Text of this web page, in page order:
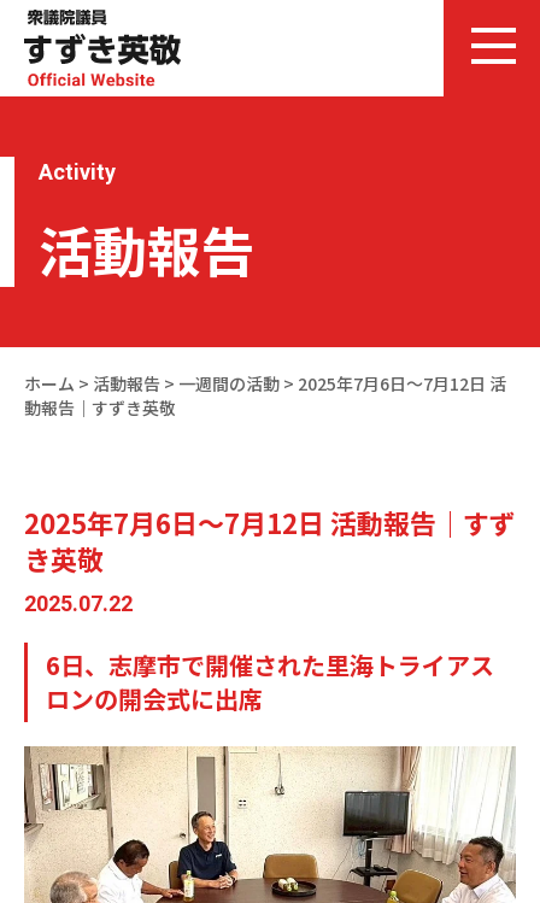
Activity
活動報告
ホーム > 活動報告 > 一週間の活動 > 2025年7月6日～7月12日 活
動報告｜すずき英敬
2025年7月6日～7月12日 活動報告｜すず
き英敬
2025.07.22
6日、志摩市で開催された里海トライアス
ロンの開会式に出席